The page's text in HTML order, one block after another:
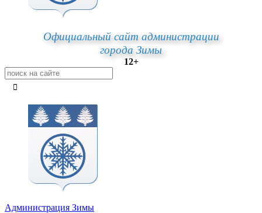
Официальный сайт администрации
города Зимы
12+
Администрация Зимы